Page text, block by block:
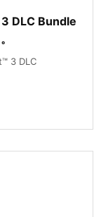
DLC Bundle
3 DLC